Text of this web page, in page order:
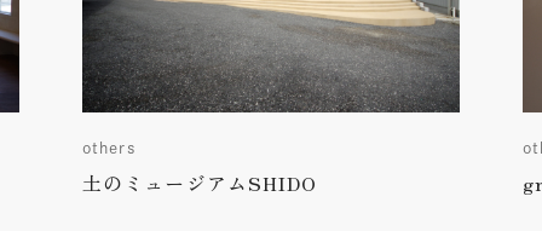
others
土のミュージアムSHIDO